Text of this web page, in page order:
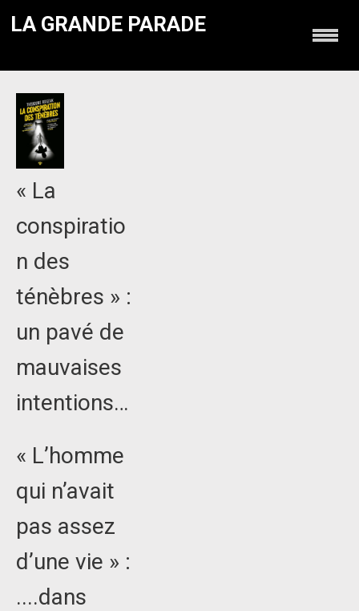
LA GRANDE PARADE
« La
conspiratio
n des
ténèbres » :
un pavé de
mauvaises
intentions…
« L’homme
qui n’avait
pas assez
d’une vie » :
....dans